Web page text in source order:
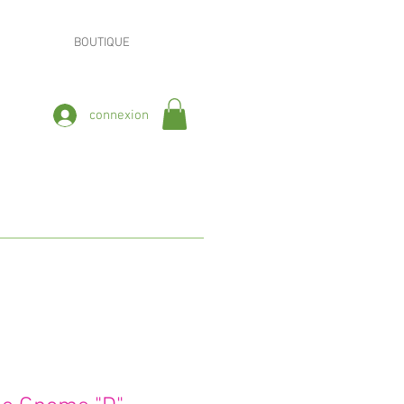
BOUTIQUE
connexion